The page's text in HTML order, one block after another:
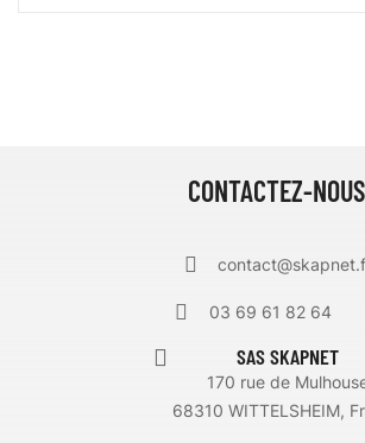
CONTACTEZ-NOUS
03 69 61 82 64
SAS SKAPNET
170 rue de
68310 WITTELSHEIM,